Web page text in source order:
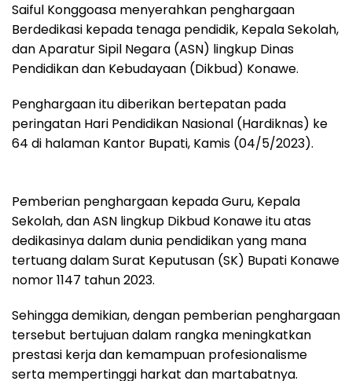
Saiful Konggoasa menyerahkan penghargaan
Berdedikasi kepada tenaga pendidik, Kepala Sekolah,
dan Aparatur Sipil Negara (ASN) lingkup Dinas
Pendidikan dan Kebudayaan (Dikbud) Konawe.
Penghargaan itu diberikan bertepatan pada
peringatan Hari Pendidikan Nasional (Hardiknas) ke
64 di halaman Kantor Bupati, Kamis (04/5/2023).
Pemberian penghargaan kepada Guru, Kepala
Sekolah, dan ASN lingkup Dikbud Konawe itu atas
dedikasinya dalam dunia pendidikan yang mana
tertuang dalam Surat Keputusan (SK) Bupati Konawe
nomor 1147 tahun 2023.
Sehingga demikian, dengan pemberian penghargaan
tersebut bertujuan dalam rangka meningkatkan
prestasi kerja dan kemampuan profesionalisme
serta mempertinggi harkat dan martabatnya.